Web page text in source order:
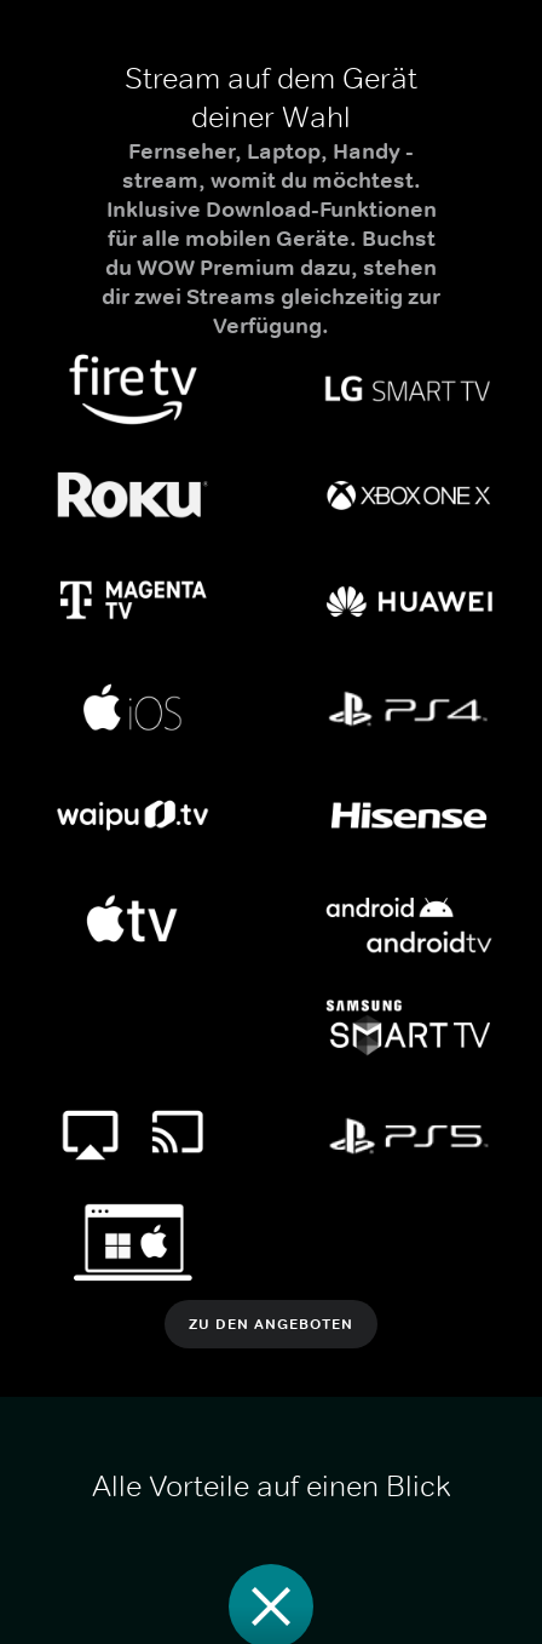
Stream auf dem Gerät
deiner Wahl
Fernseher, Laptop, Handy -
stream, womit du möchtest.
Inklusive Download-Funktionen
für alle mobilen Geräte. Buchst
du WOW Premium dazu, stehen
dir zwei Streams gleichzeitig zur
Verfügung.
ZU DEN ANGEBOTEN
Alle Vorteile auf einen Blick